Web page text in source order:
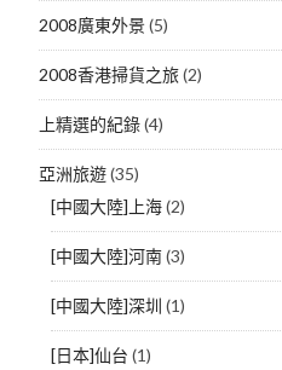
2008廣東外景(5)
2008香港掃貨之旅(2)
上精選的紀錄(4)
亞洲旅遊(35)
[中國大陸]上海(2)
[中國大陸]河南(3)
[中國大陸]深圳 (1)
[日本]仙台 (1)